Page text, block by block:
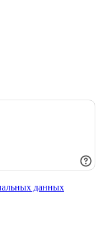
данных